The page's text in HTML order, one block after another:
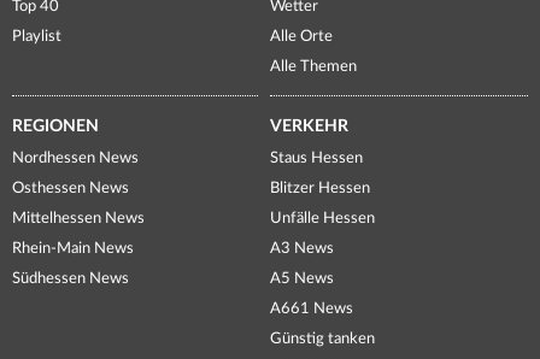
Top 40
Playlist
Wetter
Alle Orte
Alle Themen
REGIONEN
Nordhessen News
Osthessen News
Mittelhessen News
Rhein-Main News
Südhessen News
VERKEHR
Staus Hessen
Blitzer Hessen
Unfälle Hessen
A3 News
A5 News
A661 News
Günstig tanken